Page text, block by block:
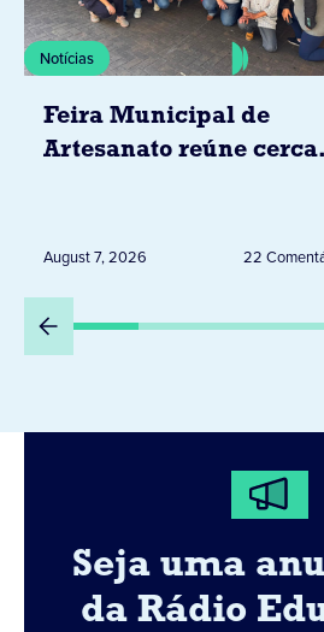
Notícias
Feira Municipal de
Artesanato reúne cerca
August 7, 2026 22
Seja uma
da Rádio